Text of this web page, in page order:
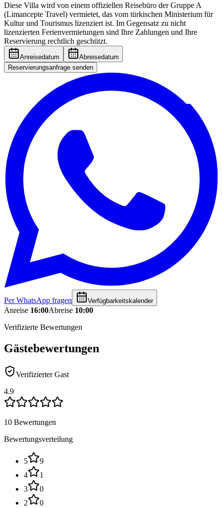
Diese Villa wird von einem offiziellen Reisebüro der Gruppe A
(Limancepte Travel) vermietet, das vom türkischen Ministerium für
Kultur und Tourismus lizenziert ist. Im Gegensatz zu nicht
lizenzierten Ferienvermietungen sind Ihre Zahlungen und Ihre
Reservierung rechtlich geschützt.
Anreisedatum
Abreisedatum
Reservierungsanfrage senden
Per WhatsApp fragen Verfügbarkeitskalender
Anreise 16:00Abreise 10:00
Verifizierte Bewertungen
Gästebewertungen
Verifizierter Gast
4.9
10 Bewertungen
Bewertungsverteilung
5
9
4
1
3
0
2
0